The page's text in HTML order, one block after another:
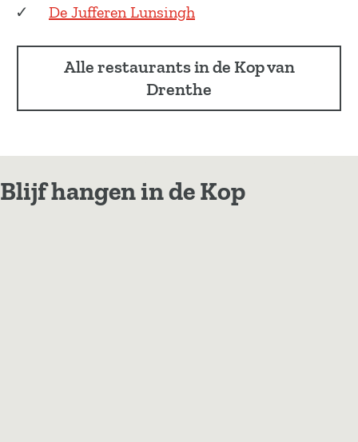
De Jufferen Lunsingh
Alle restaurants in de Kop van
Drenthe
Blijf hangen in de Kop